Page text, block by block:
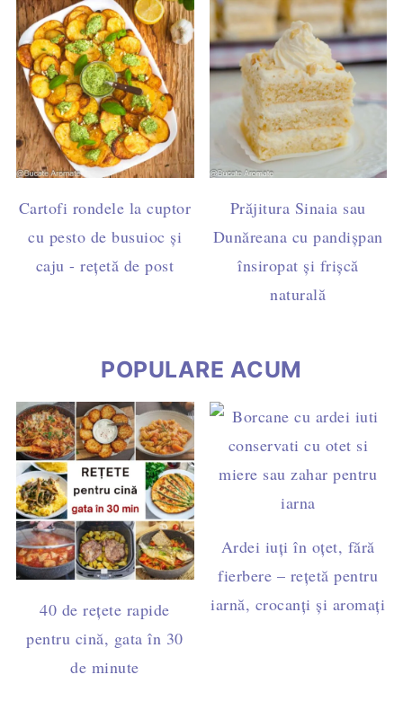
Cartofi rondele la cuptor
cu pesto de busuioc și
caju - rețetă de post
Prăjitura Sinaia sau
Dunăreana cu pandișpan
însiropat și frișcă
naturală
POPULARE ACUM
40 de rețete rapide
pentru cină, gata în 30
de minute
Ardei iuți în oțet, fără
fierbere – rețetă pentru
iarnă, crocanți și aromați